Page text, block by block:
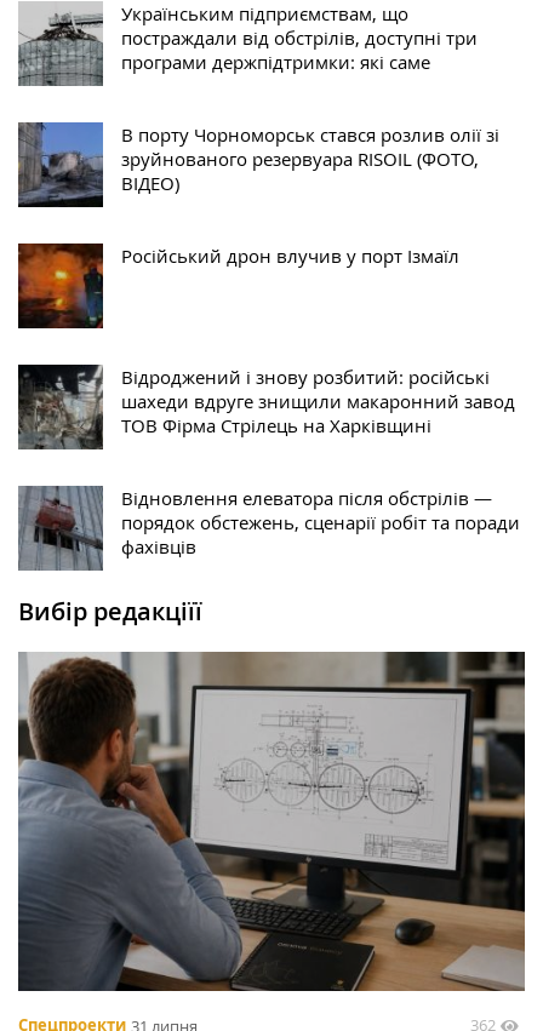
Українським підприємствам, що
постраждали від обстрілів, доступні три
програми держпідтримки: які саме
В порту Чорноморськ стався розлив олії зі
зруйнованого резервуара RISOIL (ФОТО,
ВІДЕО)
Російський дрон влучив у порт Ізмаїл
Відроджений і знову розбитий: російські
шахеди вдруге знищили макаронний завод
ТОВ Фірма Стрілець на Харківщині
Відновлення елеватора після обстрілів —
порядок обстежень, сценарії робіт та поради
фахівців
Вибір редакціїї
Спецпроекти 31 липня 362